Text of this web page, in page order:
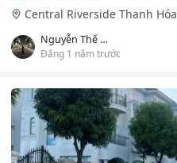
Central Riverside Thanh Hóa
Thanh Hóa
Nguyễn Thế Anh
Đăng 1 năm trước